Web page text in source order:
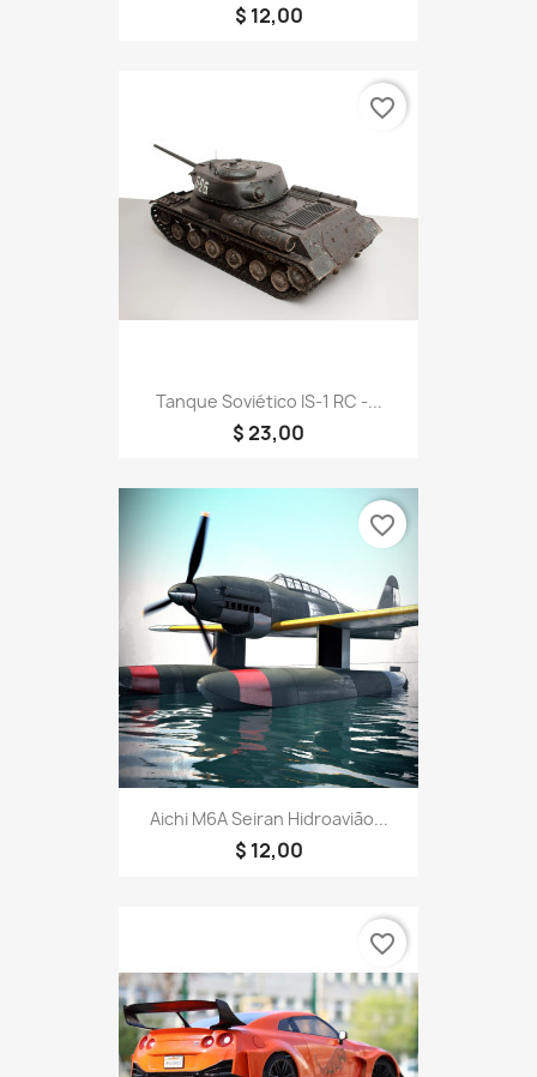
$ 12,00
Tanque Soviético IS-1 RC -...
$ 23,00
favorite_border
Aichi M6A Seiran Hidroavião...
$ 12,00
favorite_border
favorite_border